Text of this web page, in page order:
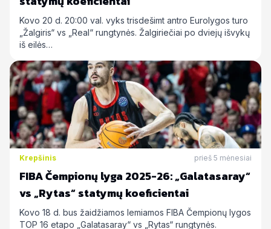
Kovo 20 d. 20:00 val. vyks trisdešimt antro Eurolygos turo
„Žalgiris“ vs „Real“ rungtynės. Žalgiriečiai po dviejų išvykų
iš eilės…
Krepšinis prieš 5 mėnesiai
FIBA Čempionų lyga 2025-26: „Galatasaray“
vs „Rytas“ statymų koeficientai
Kovo 18 d. bus žaidžiamos lemiamos FIBA Čempionų lygos
TOP 16 etapo „Galatasaray“ vs „Rytas“ rungtynės.